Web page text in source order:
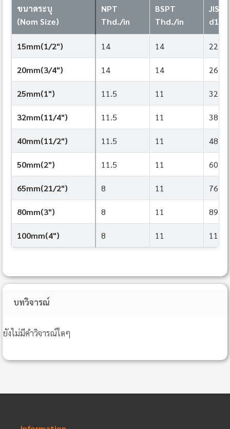
ขนาดระบุ
(Nom Size)
NPT
Thd./in
BSPT
Thd./in
JIS
d1
15mm(1/2") 14 14 22
20mm(3/4") 14 14 26
25mm(1") 11.5 11 32
32mm(11/4") 11.5 11 38
40mm(11/2") 11.5 11 48
50mm(2") 11.5 11 60
65mm(21/2") 8 11 76
80mm(3") 8 11 89
100mm(4") 8 11 114
บทวิจารณ์
ยังไม่มีคำวิจารณ์ใดๆ